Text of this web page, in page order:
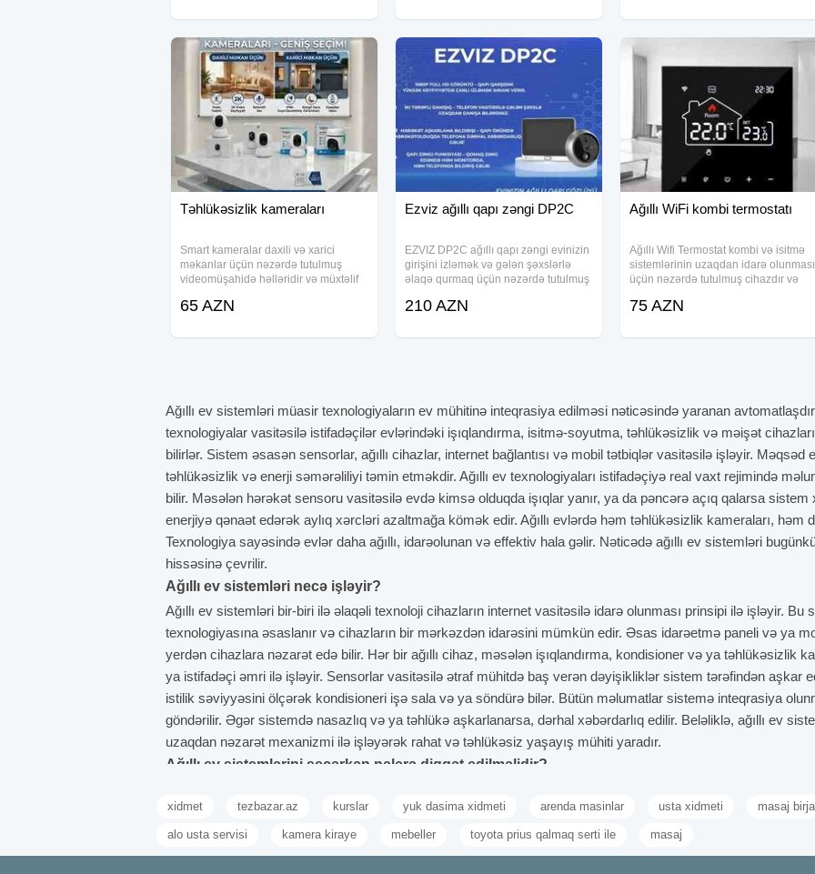
23X30X65 ● İşləmə
imkanları
Təhlükəsizlik kameraları
Smart kameralar daxili və xarici
məkanlar üçün nəzərdə tutulmuş
videomüşahidə həlləridir və müxtəlif
mobil telefon vasitəsilə canlı izləmə
65 AZN
Ezviz ağıllı qapı zəngi DP2C
EZVIZ DP2C ağıllı qapı zəngi evinizin
girişini izləmək və gələn şəxslərlə
əlaqə qurmaq üçün nəzərdə tutulmuş
birləşdirir. Daxili ekran və mobil tətbiq
210 AZN
Ağıllı WiFi kombi termostatı
Ağıllı Wifi Termostat kombi və isitmə
sistemlərinin uzaqdan idarə olunması
üçün nəzərdə tutulmuş cihazdır və
yaradır. Ev və ofis mühitində
üçün LCD
75 AZN
Ağıllı ev sistemləri müasir texnologiyaların ev mühitinə inteqrasiya edilməsi nəticəsində yaranan
texnologiyalar vasitəsilə istifadəçilər evlərindəki işıqlandırma, isitmə-soyutma, təhlükəsizlik və məişət
bilirlər. Sistem əsasən sensorlar, ağıllı cihazlar, internet bağlantısı və mobil tətbiqlər vasitəsilə işləyir.
təhlükəsizlik və enerji səmərəliliyi təmin etməkdir. Ağıllı ev texnologiyaları istifadəçiyə real vaxt rejimində
bilir. Məsələn hərəkət sensoru vasitəsilə evdə kimsə olduqda işıqlar yanır, ya da pəncərə açıq qalarsa
enerjiyə qənaət edərək aylıq xərcləri azaltmağa kömək edir. Ağıllı evlərdə həm təhlükəsizlik kameraları, həm
Texnologiya sayəsində evlər daha ağıllı, idarəolunan və effektiv hala gəlir. Nəticədə ağıllı ev sistemləri
hissəsinə çevrilir.
Ağıllı ev sistemləri necə işləyir?
Ağıllı ev sistemləri bir-biri ilə əlaqəli texnoloji cihazların internet vasitəsilə idarə olunması prinsipi ilə işləyir.
texnologiyasına əsaslanır və cihazların bir mərkəzdən idarəsini mümkün edir. Əsas idarəetmə paneli və ya
yerdən cihazlara nəzarət edə bilir. Hər bir ağıllı cihaz, məsələn işıqlandırma, kondisioner və ya təhlükəsizlik
ya istifadəçi əmri ilə işləyir. Sensorlar vasitəsilə ətraf mühitdə baş verən dəyişikliklər sistem tərəfindən aşkar
istilik səviyyəsini ölçərək kondisioneri işə sala və ya söndürə bilər. Bütün məlumatlar sistemə inteqrasiya
göndərilir. Əgər sistemdə nasazlıq və ya təhlükə aşkarlanarsa, dərhal xəbərdarlıq edilir. Beləliklə, ağıllı ev
uzaqdan nəzarət mexanizmi ilə işləyərək rahat və təhlükəsiz yaşayış mühiti yaradır.
Ağıllı ev sistemlərini seçərkən nələrə diqqət edilməlidir?
sistemin neçə otaqda və hansı cihazlarla işləyəcəyini öncədən planlaşdırmağı tələb edir. Seçəcəyiniz
yoxlamaq uzunmüddətli rahatlıq təmin edəcək. Təhlükəsizlik və məlumatların məxfiliyi məsələləri də əsas
Cihazların enerji sərfiyyatı və enerji qənaət funksiyası da dəyərləndirilməlidir. Sistemə daxil olan mobil
xidmet tezbazar.az kurslar yuk dasima xidmeti arenda masinlar usta xidmeti masaj birja
alo usta servisi kamera kiraye mebeller toyota prius qalmaq serti ile masaj